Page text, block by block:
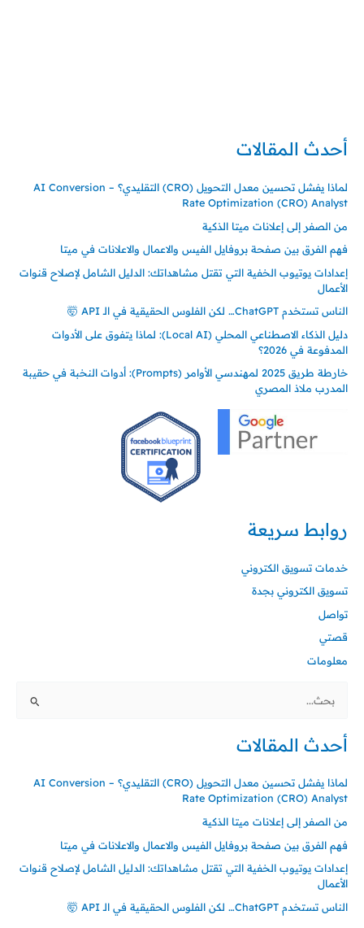
أحدث المقالات
لماذا يفشل تحسين معدل التحويل (CRO) التقليدي؟ – AI Conversion
Rate Optimization (CRO) Analyst
من الصفر إلى إعلانات ميتا الذكية
فهم الفرق بين صفحة بروفايل الفيس والاعمال والاعلانات في ميتا
إعدادات يوتيوب الخفية التي تقتل مشاهداتك: الدليل الشامل لإصلاح قنوات
الأعمال
الناس تستخدم ChatGPT… لكن الفلوس الحقيقية في الـ API 🤯
دليل الذكاء الاصطناعي المحلي (Local AI): لماذا يتفوق على الأدوات
المدفوعة في 2026؟
خارطة طريق 2025 لمهندسي الأوامر (Prompts): أدوات النخبة في حقيبة
المدرب ملاذ المصري
روابط سريعة
خدمات تسويق الكتروني
تسويق الكتروني بجدة
تواصل
قصتي
معلومات
البحث
أحدث المقالات
لماذا يفشل تحسين معدل التحويل (CRO) التقليدي؟ – AI Conversion
Rate Optimization (CRO) Analyst
من الصفر إلى إعلانات ميتا الذكية
فهم الفرق بين صفحة بروفايل الفيس والاعمال والاعلانات في ميتا
إعدادات يوتيوب الخفية التي تقتل مشاهداتك: الدليل الشامل لإصلاح قنوات
الأعمال
الناس تستخدم ChatGPT… لكن الفلوس الحقيقية في الـ API 🤯